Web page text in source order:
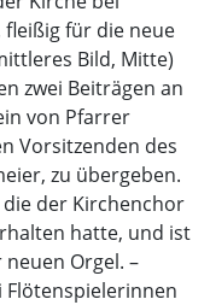
fleißig für die neue
Bild, Mitte)
zwei Beiträgen an
von Pfarrer
Vorsitzenden des
zu übergeben.
der Kirchenchor
hatte, und ist
Orgel. –
Flötenspielerinnen